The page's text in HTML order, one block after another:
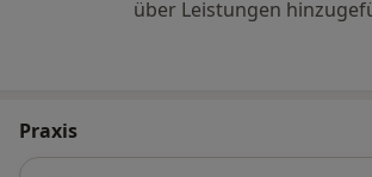
über Leistungen
Praxis